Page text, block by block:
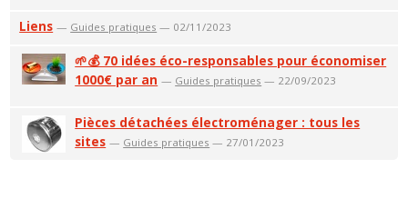
Liens — Guides pratiques — 02/11/2023
🌱💰 70 idées éco-responsables pour économiser
1000€ par an — Guides pratiques — 22/09/2023
Pièces détachées électroménager : tous les
sites — Guides pratiques — 27/01/2023